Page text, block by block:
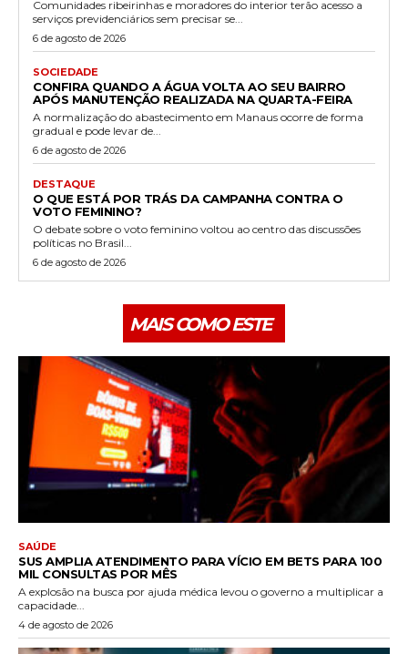
Comunidades ribeirinhas e moradores do interior terão acesso a
serviços previdenciários sem precisar se...
6 de agosto de 2026
SOCIEDADE
CONFIRA QUANDO A ÁGUA VOLTA AO SEU BAIRRO
APÓS MANUTENÇÃO REALIZADA NA QUARTA-FEIRA
A normalização do abastecimento em Manaus ocorre de forma
gradual e pode levar de...
6 de agosto de 2026
DESTAQUE
O QUE ESTÁ POR TRÁS DA CAMPANHA CONTRA O
VOTO FEMININO?
O debate sobre o voto feminino voltou ao centro das discussões
políticas no Brasil...
6 de agosto de 2026
MAIS COMO ESTE
SAÚDE
SUS AMPLIA ATENDIMENTO PARA VÍCIO EM BETS PARA 100
MIL CONSULTAS POR MÊS
A explosão na busca por ajuda médica levou o governo a multiplicar a
capacidade...
4 de agosto de 2026